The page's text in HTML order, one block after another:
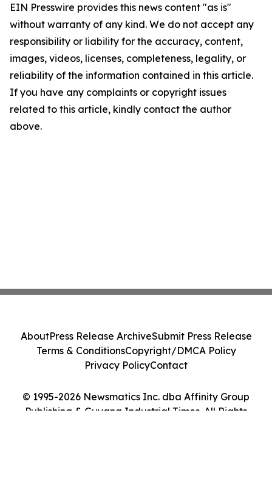
EIN Presswire provides this news content "as is"
without warranty of any kind. We do not accept any
responsibility or liability for the accuracy, content,
images, videos, licenses, completeness, legality, or
reliability of the information contained in this article.
If you have any complaints or copyright issues
related to this article, kindly contact the author
above.
© 1995-2026 Newsmatics Inc. dba Affinity Group
Publishing & Guyana Industrial Times. All Rights
AboutPress Release ArchiveSubmit Press Release
Terms & ConditionsCopyright/DMCA Policy
Privacy PolicyContact